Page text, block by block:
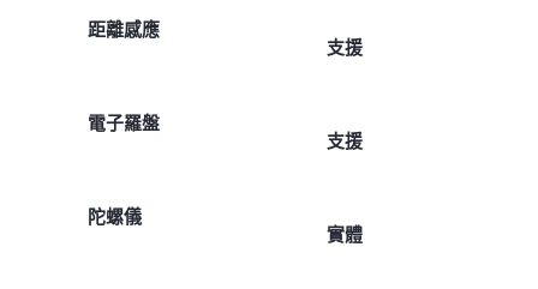
距離感應
支援
電子羅盤
支援
陀螺儀
實體